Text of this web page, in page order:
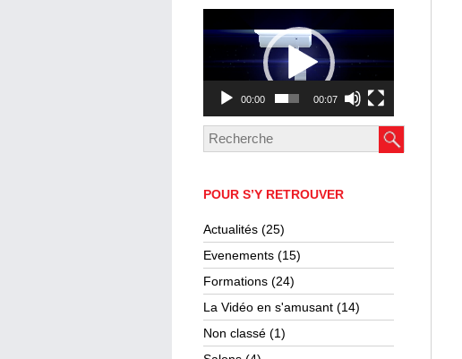
vidéo
00:00 00:07
POUR S’Y RETROUVER
Actualités (25)
Evenements (15)
Formations (24)
La Vidéo en s'amusant (14)
Non classé (1)